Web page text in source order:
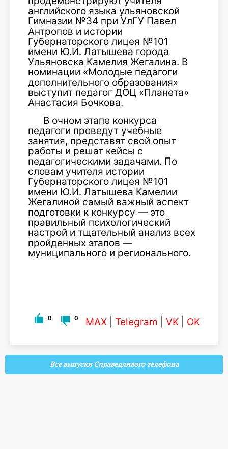
английского языка ульяновской
Гимназии №34 при УлГУ Павел
Антропов и истории
Губернаторского лицея №101
имени Ю.И. Латышева города
Ульяновска Камелия Жегалина. В
номинации «Молодые педагоги
дополнительного образования»
выступит педагог ДОЦ «Планета»
Анастасия Бочкова.
В очном этапе конкурса
педагоги проведут учебные
занятия, представят свой опыт
работы и решат кейсы с
педагогическими задачами. По
словам учителя истории
Губернаторского лицея №101
имени Ю.И. Латышева Камелии
Жегалиной самый важный аспект
подготовки к конкурсу — это
правильный психологический
настрой и тщательный анализ всех
пройденных этапов —
муниципального и регионального.
0 0 MAX Telegram VK OK
Все выпуски Справедливого телефона